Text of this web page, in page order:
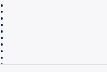
会社案内